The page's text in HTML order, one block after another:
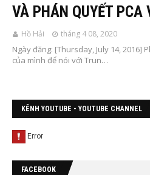
VÀ PHÁN QUYẾT PCA
Hồ Hải tháng 4 08, 2020
Ngày đăng: [Thursday, July 14, 2016]
của mình để nói với Trun…
KÊNH YOUTUBE - YOUTUBE CHANNEL
FACEBOOK